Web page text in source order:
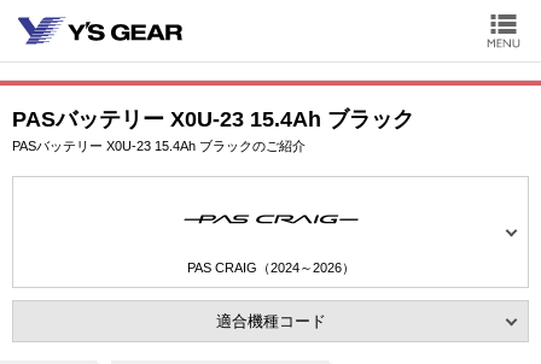
PASバッテリー X0U-23 15.4Ah ブラック
PASバッテリー X0U-23 15.4Ah ブラックのご紹介
PAS CRAIG（2024～2026）
適合機種コード